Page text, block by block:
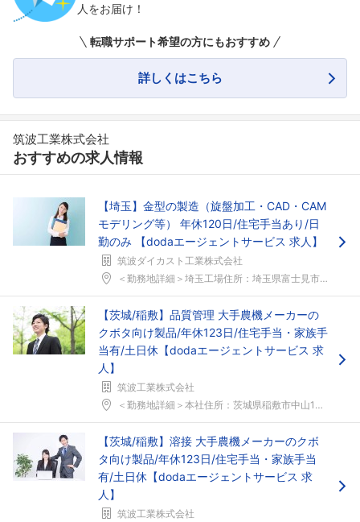
人をお届け！
転職サポート希望の方にもおすすめ
詳しくはこちら
筑波工業株式会社
おすすめの求人情報
【埼玉】金型の製造（旋盤加工・CAD・CAM
モデリング等） 年休120日/住宅手当あり/日
勤のみ 【dodaエージェントサービス 求人】
筑波ダイカスト工業株式会社
＜勤務地詳細＞埼玉工場住所：埼玉県富士見市下南畑3...
【茨城/稲敷】品質管理 大手農機メーカーの
クボタ向け製品/年休123日/住宅手当・家族手
当有/土日休【dodaエージェントサービス 求
人】
筑波工業株式会社
＜勤務地詳細＞本社住所：茨城県稲敷市中山1307 ...
【茨城/稲敷】溶接 大手農機メーカーのクボ
タ向け製品/年休123日/住宅手当・家族手当
有/土日休【dodaエージェントサービス 求
人】
筑波工業株式会社